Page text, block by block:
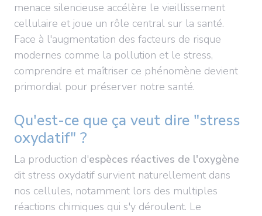
menace silencieuse accélère le vieillissement
cellulaire et joue un rôle central sur la santé.
Face à l'augmentation des facteurs de risque
modernes comme la pollution et le stress,
comprendre et maîtriser ce phénomène devient
primordial pour préserver notre santé.
Qu'est-ce que ça veut dire "stress
oxydatif" ?
La production d'espèces réactives de l'oxygène
dit stress oxydatif survient naturellement dans
nos cellules, notamment lors des multiples
réactions chimiques qui s'y déroulent. Le